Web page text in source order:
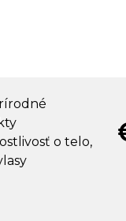
o telo,